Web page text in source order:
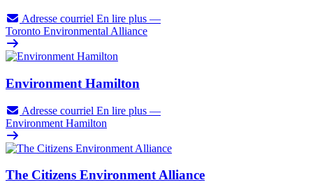
Adresse courriel En lire plus —
Toronto Environmental Alliance
Environment Hamilton
Adresse courriel En lire plus —
Environment Hamilton
The Citizens Environment Alliance